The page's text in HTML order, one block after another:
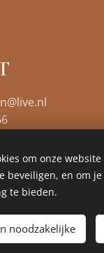
aan de
Cookies
om onze
beveiligen, en om
te bieden.
noodzakelijke